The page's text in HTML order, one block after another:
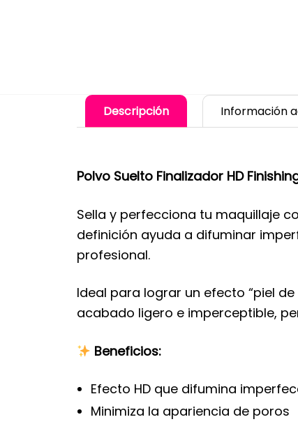
Descripción Información
Polvo Suelto Finalizador HD
Sella y perfecciona tu maquillaje
definición ayuda a difuminar
profesional.
Ideal para lograr un efecto “piel
acabado ligero e imperceptible,
Beneficios:
Efecto HD que difumina
Minimiza la apariencia de poros